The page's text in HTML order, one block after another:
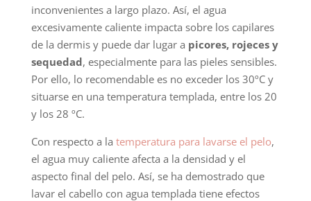
inconvenientes a largo plazo. Así, el agua
excesivamente caliente impacta sobre los capilares
de la dermis y puede dar lugar a picores, rojeces y
sequedad, especialmente para las pieles sensibles.
Por ello, lo recomendable es no exceder los 30ºC y
situarse en una temperatura templada, entre los 20
y los 28 ºC.
Con respecto a la temperatura para lavarse el pelo,
el agua muy caliente afecta a la densidad y el
aspecto final del pelo. Así, se ha demostrado que
lavar el cabello con agua templada tiene efectos